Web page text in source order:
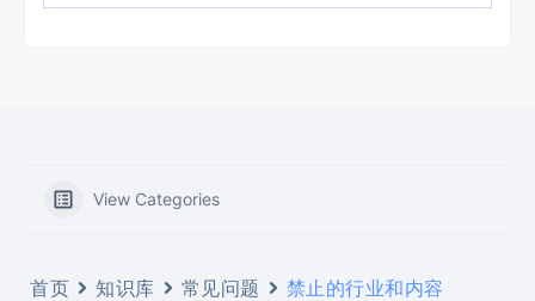
View Categories
首页 知识库 常见问题 禁止的行业和内容